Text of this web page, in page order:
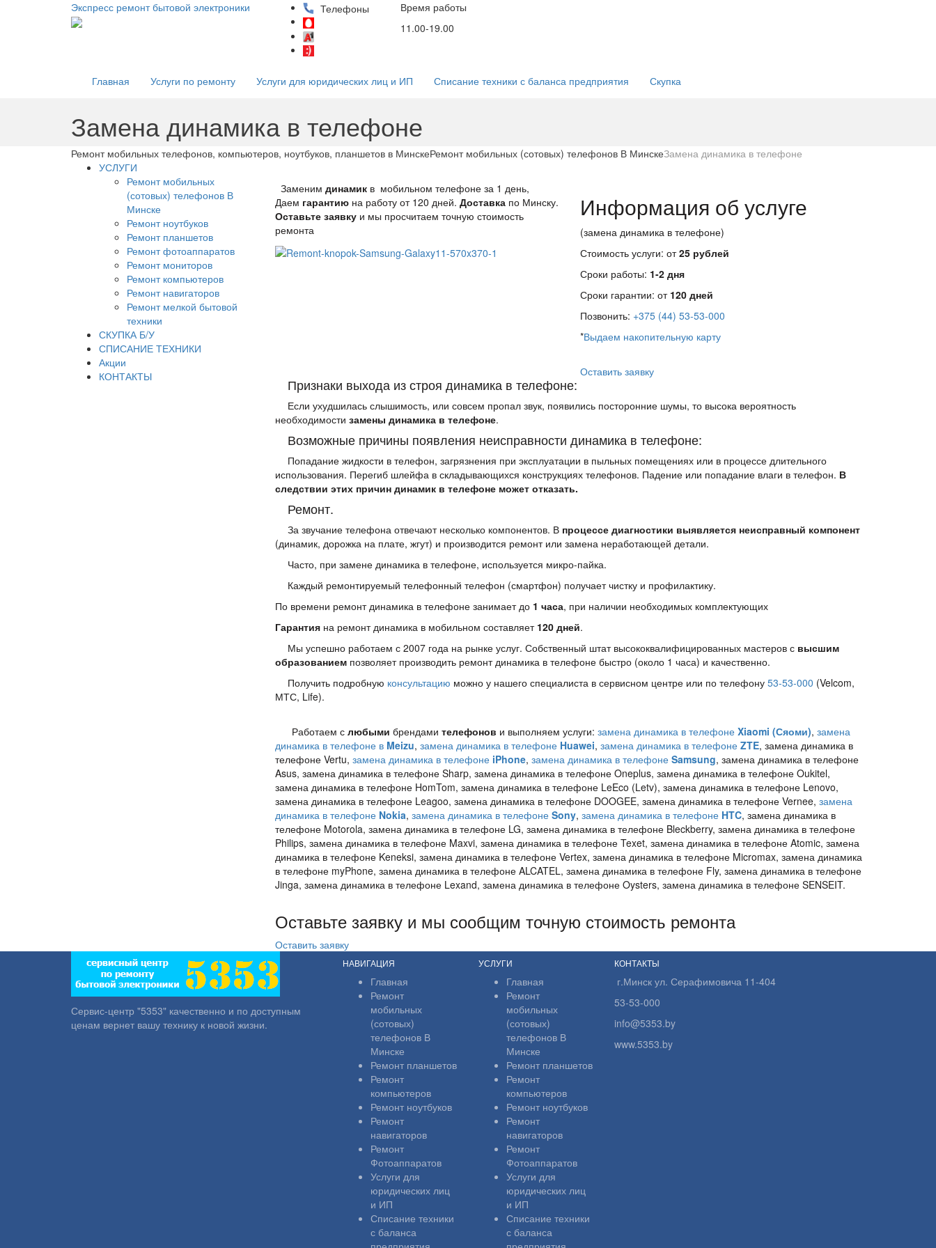
Экспресс ремонт бытовой электроники
Телефоны
Время работы
11.00-19.00
Главная Услуги по ремонту Услуги для юридических лиц и ИП Списание техники с баланса предприятия Скупка
Замена динамика в телефоне
Ремонт мобильных телефонов, компьютеров, ноутбуков, планшетов в МинскеРемонт мобильных (сотовых) телефонов В МинскеЗамена динамика в телефоне
Заменим динамикв мобильном телефоне за 1 день,
Даем гарантиюна работу от 120 дней. Доставкапо Минску.
Оставьте заявкуи мы просчитаем точную стоимость
ремонта
Информация об услуге
(замена динамика в телефоне)
Стоимость услуги: от25 рублей
Сроки работы: 1-2 дня
Сроки гарантии: от 120 дней
Позвонить: +375 (44) 53-53-000
*Выдаем накопительную карту
Оставить заявку
Признаки выхода из строя динамика в телефоне:
Если ухудшилась слышимость, или совсем пропал звук, появились посторонние шумы, то высока вероятность
необходимости замены динамика в телефоне.
Возможные причины появления неисправности динамика в телефоне:
Попадание жидкости в телефон, загрязнения при эксплуатации в пыльных помещениях или в процессе длительного
использования. Перегиб шлейфа в складывающихся конструкциях телефонов. Падение или попадание влаги в телефон. В
следствии этих причин динамик в телефоне может отказать.
Ремонт.
За звучание телефона отвечают несколько компонентов. В процессе диагностики выявляется неисправный компонент
(динамик, дорожка на плате, жгут) и производится ремонт или замена неработающей детали.
Часто, при замене динамика в телефоне, используется микро-пайка.
Каждый ремонтируемый телефонный телефон (смартфон) получает чистку и профилактику.
По времени ремонт динамика в телефоне занимает до 1 часа, при наличии необходимых комплектующих
Гарантияна ремонт динамика в мобильном составляет 120 дней.
Мы успешно работаем с 2007 года на рынке услуг. Собственный штат высококвалифицированных мастеров с высшим
образованиемпозволяет производить ремонт динамика в телефоне быстро (около 1 часа) и качественно.
Получить подробную консультацию можно у нашего специалиста в сервисном центре или по телефону 53-53-000 (Velcom,
МТС, Life).
Работаем с любыми брендами телефонов и выполняем услуги: замена динамика в телефоне Xiaomi (Сяоми), замена
динамика в телефоне в Meizu, замена динамика в телефоне Huawei, замена динамика в телефоне ZTE, замена динамика в
телефоне Vertu, замена динамика в телефоне iPhone, замена динамика в телефоне Samsung, замена динамика в телефоне
Asus, замена динамика в телефоне Sharp, замена динамика в телефоне Oneplus, замена динамика в телефоне Oukitel,
замена динамика в телефоне HomTom, замена динамика в телефоне LeEco (Letv), замена динамика в телефоне Lenovo,
замена динамика в телефоне Leagoo, замена динамика в телефоне DOOGEE, замена динамика в телефоне Vernee, замена
динамика в телефоне Nokia, замена динамика в телефоне Sony, замена динамика в телефоне HTC, замена динамика в
телефоне Motorola, замена динамика в телефоне LG, замена динамика в телефоне Bleckberry, замена динамика в телефоне
Philips, замена динамика в телефоне Maxvi, замена динамика в телефоне Texet, замена динамика в телефоне Atomic, замена
динамика в телефоне Keneksi, замена динамика в телефоне Vertex, замена динамика в телефоне Micromax, замена динамика
в телефоне myPhone, замена динамика в телефоне ALCATEL, замена динамика в телефоне Fly, замена динамика в телефоне
Jinga, замена динамика в телефоне Lexand, замена динамика в телефоне Oysters, замена динамика в телефоне SENSEIT.
Оставьте заявку и мы сообщим точную стоимость ремонта
Оставить заявку
УСЛУГИ
Ремонт мобильных
(сотовых) телефонов В
Минске
Ремонт ноутбуков
Ремонт планшетов
Ремонт фотоаппаратов
Ремонт мониторов
Ремонт компьютеров
Ремонт навигаторов
Ремонт мелкой бытовой
техники
СКУПКА Б/У
СПИСАНИЕ ТЕХНИКИ
Акции
КОНТАКТЫ
Сервис-центр "5353" качественно и по доступным
ценам вернет вашу технику к новой жизни.
НАВИГАЦИЯ
Главная
Ремонт
мобильных
(сотовых)
телефонов В
Минске
Ремонт планшетов
Ремонт
компьютеров
Ремонт ноутбуков
Ремонт
навигаторов
Ремонт
Фотоаппаратов
Услуги для
юридических лиц
и ИП
Списание техники
с баланса
УСЛУГИ
Главная
Ремонт
мобильных
(сотовых)
телефонов В
Минске
Ремонт планшетов
Ремонт
компьютеров
Ремонт ноутбуков
Ремонт
навигаторов
Ремонт
Фотоаппаратов
Услуги для
юридических лиц
и ИП
Списание техники
с баланса
КОНТАКТЫ
г.Минск ул. Серафимовича 11-404
53-53-000
info@5353.by
www.5353.by